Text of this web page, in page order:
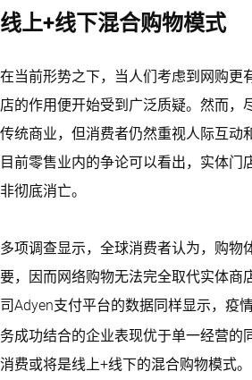
线上+线下混合购物模式
在当前形势之下，当人们考虑到网购更
店的作用便开始受到广泛质疑。然而，
传统商业，但消费者仍然重视人际互动
目前零售业内的争论可以看出，实体门
非彻底消亡。
多项调查显示，全球消费者认为，购物
要，因而网络购物无法完全取代实体商
司Adyen支付平台的数据同样显示，疫
务成功结合的企业表现优于单一经营的
消费或将是线上+线下的混合购物模式。